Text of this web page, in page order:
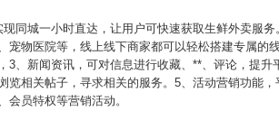
同城一小时直达，让用户可快速获取生鲜外卖服务
物医院等，线上线下商家都可以轻松搭建专属的
、新闻资讯，可对信息进行收藏、**、评论，提升
相关帖子，寻求相关的服务。5、活动营销功能
员特权等营销活动。